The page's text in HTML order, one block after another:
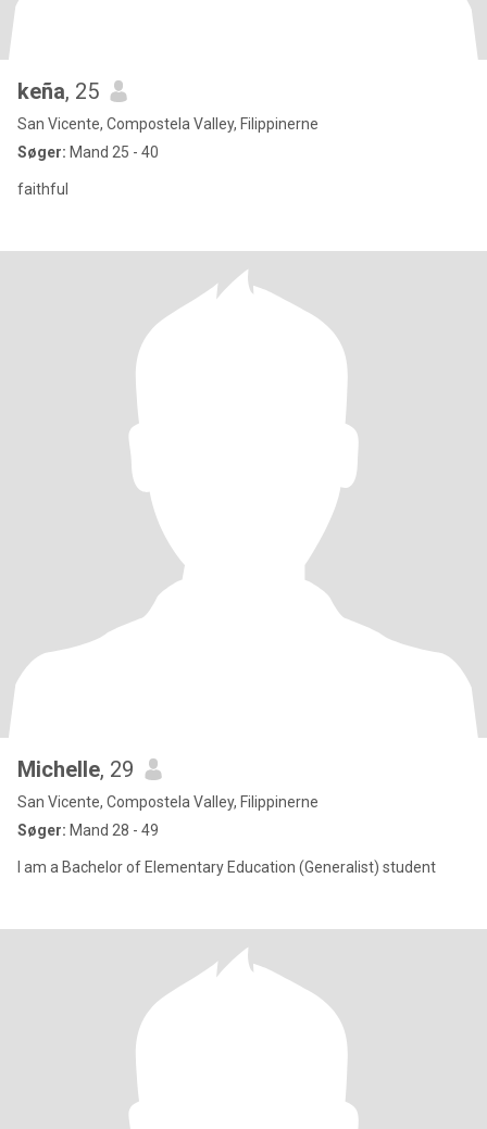
keña, 25
San Vicente, Compostela Valley, Filippinerne
Søger: Mand 25 - 40
faithful
Michelle, 29
San Vicente, Compostela Valley, Filippinerne
Søger: Mand 28 - 49
I am a Bachelor of Elementary Education (Generalist) student